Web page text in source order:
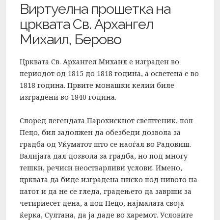
Виртуелна прошетка на
црквата Св. Архангел
Михаил, Берово
Црквата Св. Архангел Михаил е изграден во
периодот од 1815 до 1818 година, а осветена е во
1818 година. Првите монашки келии биле
изградени во 1840 година.
Според легендата Парохискиот свештеник, поп
Пецо, бил задолжен да обезбеди дозвола за
градба од Уќуматот што се наоѓал во Радовиш.
Валијата дал дозвола за градба, но под многу
тешки, речиси неостварливи услови. Имено,
црквата да биде изградена ниско под нивото на
патот и да не се гледа, градењето да заврши за
четириесет дена, а поп Пецо, најмалата своја
ќерка, Султана, да ја даде во харемот. Условите